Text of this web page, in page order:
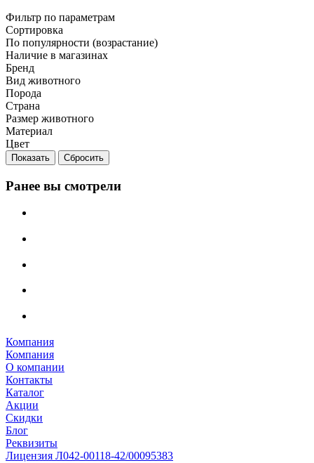
Фильтр по параметрам
Сортировка
По популярности (возрастание)
Наличие в магазинах
Бренд
Вид животного
Порода
Страна
Размер животного
Материал
Цвет
Сбросить
Ранее вы смотрели
Компания
Компания
О компании
Контакты
Каталог
Акции
Скидки
Блог
Реквизиты
Лицензия Л042-00118-42/00095383